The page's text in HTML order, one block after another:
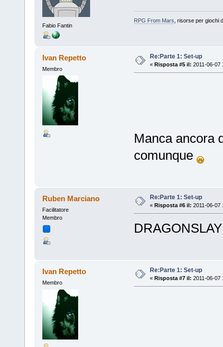
Fabio Fantin
RPG From Mars , risorse per giochi
Ivan Repetto
Membro
Re:Parte 1: Set-up
« Risposta #5 il: 2011-06-07
Manca ancora
comunque
Ruben Marciano
Facilitatore
Membro
Re:Parte 1: Set-up
« Risposta #6 il: 2011-06-07
Ivan Repetto
Membro
Re:Parte 1: Set-up
« Risposta #7 il: 2011-06-07